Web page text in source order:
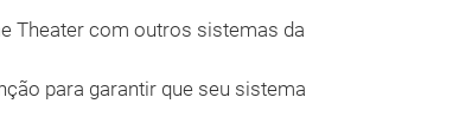
Theater com outros sistemas da
para garantir que seu sistema